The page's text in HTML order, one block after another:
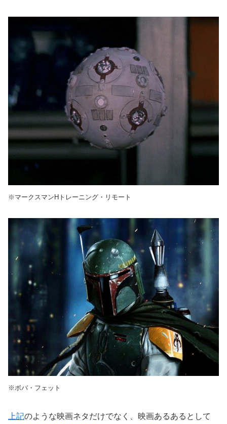
※マークスマンHトレーニング・リモート
※ボバ・フェット
上記のような映画ネタだけでなく、映画あるあるとして